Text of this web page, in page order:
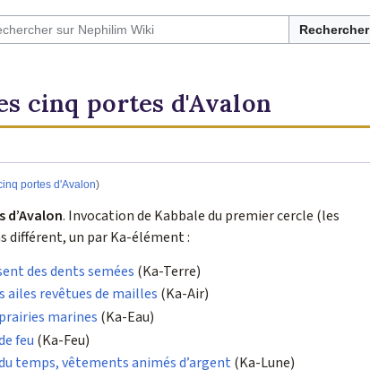
Rechercher
cinq portes d'Avalon
portes d'Avalon)
d’Avalon. Invocation de Kabbale du premier cercle (les
différent, un par Ka-élément :
des dents semées (Ka-Terre)
ailes revêtues de mailles (Ka-Air)
marines (Ka-Eau)
feu (Ka-Feu)
temps, vêtements animés d’argent (Ka-Lune)